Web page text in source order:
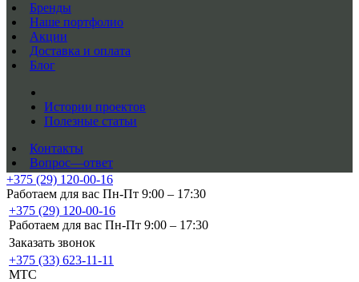
Бренды
Наше портфолио
Акции
Доставка и оплата
Блог
Истории проектов
Полезные статьи
Контакты
Вопрос—ответ
+375 (29) 120-00-16
Работаем для вас Пн-Пт 9:00 – 17:30
+375 (29) 120-00-16
Работаем для вас Пн-Пт 9:00 – 17:30
Заказать звонок
+375 (33) 623-11-11
MTC